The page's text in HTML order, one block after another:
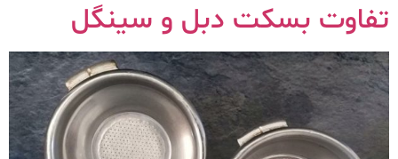
تفاوت بسکت دبل و سینگل